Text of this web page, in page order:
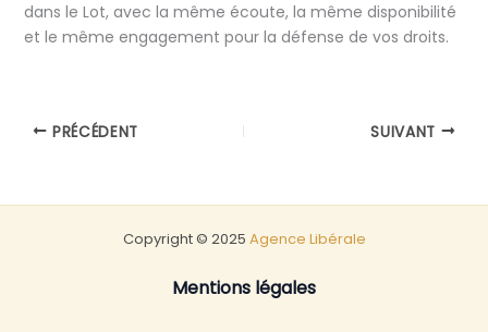
dans le Lot, avec la même écoute, la même disponibilité
et le même engagement pour la défense de vos droits.
PRÉCÉDENT SUIVANT
Copyright © 2025 Agence Libérale
Mentions légales